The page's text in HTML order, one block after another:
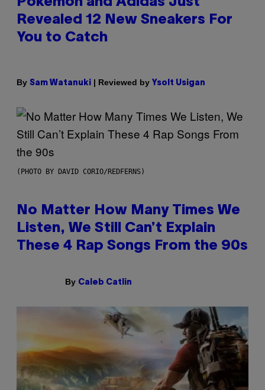
Revealed 12 New Sneakers For
You to Catch
By Sam Watanuki | Reviewed by Ysolt Usigan
(PHOTO BY DAVID CORIO/REDFERNS)
No Matter How Many Times We
Listen, We Still Can’t Explain
These 4 Rap Songs From the 90s
By Caleb Catlin